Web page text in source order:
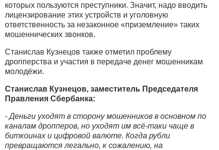
которых пользуются преступники. Значит, надо вводить
лицензирование этих устройств и уголовную
ответственность за незаконное «приземление» таких
мошеннических звонков.
Станислав Кузнецов также отметил проблему
дропперства и участия в передаче денег мошенникам
молодёжи.
Станислав Кузнецов, заместитель Председателя
Правления Сбербанка:
- Деньги уходят в сторону мошенников в основном по
каналам дропперов, но уходят им всё-таки чаще в
биткоинах и цифровой валюте. Когда рубли
превращаются легально, к сожалению, на